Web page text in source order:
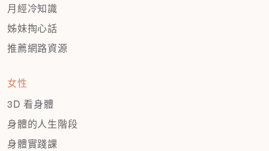
月經冷知識
姊妹掏心話
推薦網路資源
女性
3D 看身體
身體的人生階段
身體實踐課